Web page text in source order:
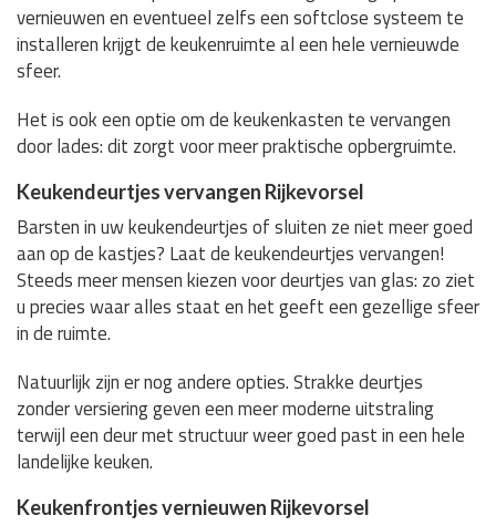
vernieuwen en eventueel zelfs een softclose systeem te
installeren krijgt de keukenruimte al een hele vernieuwde
sfeer.
Het is ook een optie om de keukenkasten te vervangen
door lades: dit zorgt voor meer praktische opbergruimte.
Keukendeurtjes vervangen Rijkevorsel
Barsten in uw keukendeurtjes of sluiten ze niet meer goed
aan op de kastjes? Laat de keukendeurtjes vervangen!
Steeds meer mensen kiezen voor deurtjes van glas: zo ziet
u precies waar alles staat en het geeft een gezellige sfeer
in de ruimte.
Natuurlijk zijn er nog andere opties. Strakke deurtjes
zonder versiering geven een meer moderne uitstraling
terwijl een deur met structuur weer goed past in een hele
landelijke keuken.
Keukenfrontjes vernieuwen Rijkevorsel